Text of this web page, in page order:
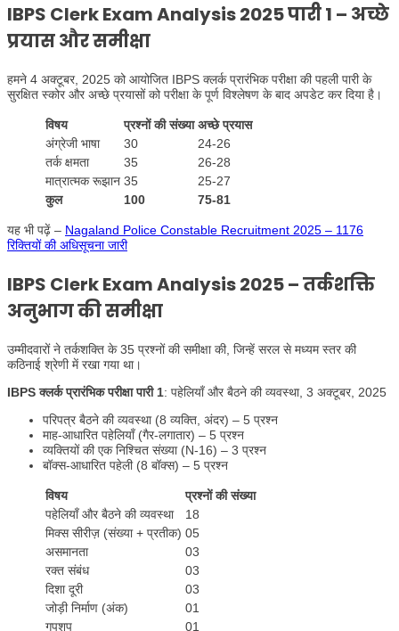
IBPS Clerk Exam Analysis 2025 पारी 1 – अच्छे
प्रयास और समीक्षा
हमने 4 अक्टूबर, 2025 को आयोजित IBPS क्लर्क प्रारंभिक परीक्षा की पहली पारी के
सुरक्षित स्कोर और अच्छे प्रयासों को परीक्षा के पूर्ण विश्लेषण के बाद अपडेट कर दिया है।
विषय प्रश्नों की संख्या अच्छे प्रयास
अंग्रेजी भाषा
30
24-26
तर्क क्षमता
35
26-28
मात्रात्मक रूझान 35
25-27
कुल
100 75-81
यह भी पढ़ें – Nagaland Police Constable Recruitment 2025 – 1176
रिक्तियों की अधिसूचना जारी
IBPS Clerk Exam Analysis 2025 – तर्कशक्ति
अनुभाग की समीक्षा
उम्मीदवारों ने तर्कशक्ति के 35 प्रश्नों की समीक्षा की, जिन्हें सरल से मध्यम स्तर की
कठिनाई श्रेणी में रखा गया था।
IBPS क्लर्क प्रारंभिक परीक्षा पारी 1: पहेलियाँ और बैठने की व्यवस्था, 3 अक्टूबर, 2025
परिपत्र बैठने की व्यवस्था (8 व्यक्ति, अंदर) – 5 प्रश्न
माह-आधारित पहेलियाँ (गैर-लगातार) – 5 प्रश्न
व्यक्तियों की एक निश्चित संख्या (N-16) – 3 प्रश्न
बॉक्स-आधारित पहेली (8 बॉक्स) – 5 प्रश्न
विषय
प्रश्नों की संख्या
पहेलियाँ और बैठने की व्यवस्था
18
मिक्स सीरीज़ (संख्या + प्रतीक) 05
असमानता
03
रक्त संबंध
03
दिशा दूरी
03
जोड़ी निर्माण (अंक)
01
गपशप
01